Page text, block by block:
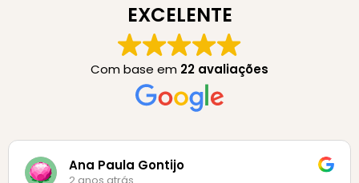
EXCELENTE
Com base em 22 avaliações
Ana Paula Gontijo